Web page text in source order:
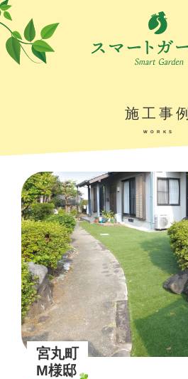
施工事例
WORKS
宮丸町
M様邸